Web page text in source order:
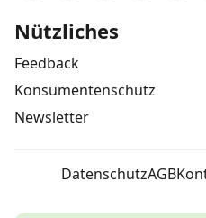
Nützliches
Feedback
Konsumentenschutz
Newsletter
DatenschutzAGB